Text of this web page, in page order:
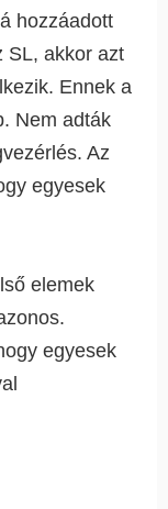
hozzáadott
SL, akkor azt
Ennek a
Nem adták
Az
egyesek
elemek
egyesek